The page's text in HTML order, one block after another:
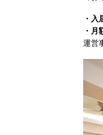
・
・
運営